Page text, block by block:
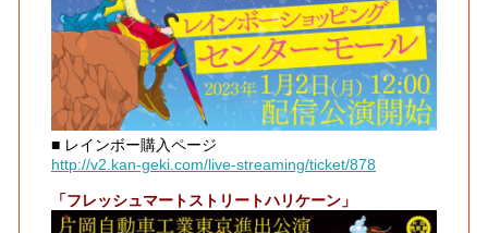
■ レインボー購入ページ
http://v2.kan-geki.com/live-streaming/ticket/878
「フレッシュマートストリートハリケーン」